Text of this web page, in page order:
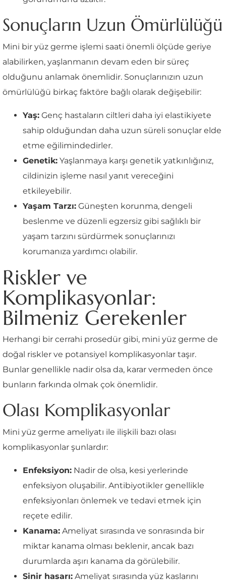
Sonuçların Uzun Ömürlülüğü
Mini bir yüz germe işlemi saati önemli ölçüde geriye
alabilirken, yaşlanmanın devam eden bir süreç
olduğunu anlamak önemlidir. Sonuçlarınızın uzun
ömürlülüğü birkaç faktöre bağlı olarak değişebilir:
Yaş: Genç hastaların ciltleri daha iyi elastikiyete
sahip olduğundan daha uzun süreli sonuçlar elde
etme eğilimindedirler.
Genetik: Yaşlanmaya karşı genetik yatkınlığınız,
cildinizin işleme nasıl yanıt vereceğini
etkileyebilir.
Yaşam Tarzı: Güneşten korunma, dengeli
beslenme ve düzenli egzersiz gibi sağlıklı bir
yaşam tarzını sürdürmek sonuçlarınızı
korumanıza yardımcı olabilir.
Riskler ve
Komplikasyonlar:
Bilmeniz Gerekenler
Herhangi bir cerrahi prosedür gibi, mini yüz germe de
doğal riskler ve potansiyel komplikasyonlar taşır.
Bunlar genellikle nadir olsa da, karar vermeden önce
bunların farkında olmak çok önemlidir.
Olası Komplikasyonlar
Mini yüz germe ameliyatı ile ilişkili bazı olası
komplikasyonlar şunlardır:
Enfeksiyon: Nadir de olsa, kesi yerlerinde
enfeksiyon oluşabilir. Antibiyotikler genellikle
enfeksiyonları önlemek ve tedavi etmek için
reçete edilir.
Kanama: Ameliyat sırasında ve sonrasında bir
miktar kanama olması beklenir, ancak bazı
durumlarda aşırı kanama da görülebilir.
Sinir hasarı: Ameliyat sırasında yüz kaslarını